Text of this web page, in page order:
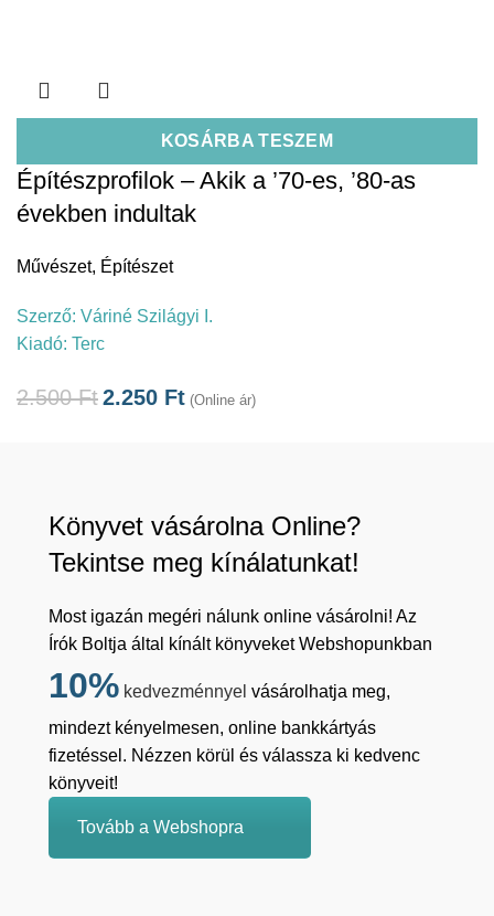
KOSÁRBA TESZEM
Építészprofilok – Akik a ’70-es, ’80-as
években indultak
Művészet, Építészet
Szerző: Váriné Szilágyi I.
Kiadó: Terc
2.500Ft2.250 Ft (Online ár)
Könyvet vásárolna Online?
Tekintse meg kínálatunkat!
Most igazán megéri nálunk online vásárolni! Az
Írók Boltja által kínált könyveket Webshopunkban
10% kedvezménnyel vásárolhatja meg,
mindezt kényelmesen, online bankkártyás
fizetéssel. Nézzen körül és válassza ki kedvenc
könyveit!
Tovább a Webshopra